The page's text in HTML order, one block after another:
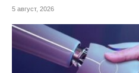
5 август, 2026